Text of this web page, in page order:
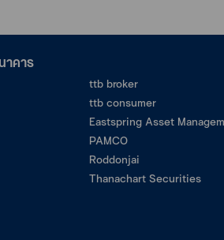
าคาร
ttb broker
ttb consumer
Eastspring Asset
PAMCO
Roddonjai
Thanachart Securities